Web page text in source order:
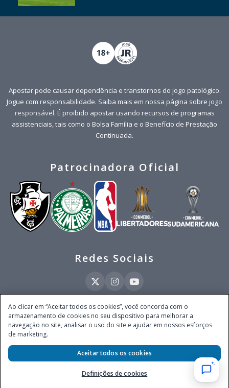
Apostar pode causar dependência e transtornos do jogo patológico.
Jogue com responsabilidade. Saiba mais em nossa página sobre jogo
responsável. É proibido apostar usando recursos de programas
assistenciais, tais como o Bolsa Família e o Benefício de Prestação
Continuada.
Patrocinadora Oficial
Redes Sociais
Este site é operado pela Ventmear Brasil LTDA (CNPJ 52.868.380/0001-84), com
endereço na Avenida Brigadeiro Faria Lima, nº 4.055, 3º andar, Itaim Bibi, no
Município de São Paulo, Estado de São Paulo, CEP 04538-133, Brasil - empresa
autorizada a operar apostas de quota fixa em todo território nacional pela
Secretaria de Prêmios e Apostas do Ministério da Fazenda, conforme Portaria nº
247, de 07.02.2025, publicada no DOU em 11.2.2025.
Ao clicar em “Aceitar todos os cookies”, você concorda com o
armazenamento de cookies no seu dispositivo para melhorar a
navegação no site, analisar o uso do site e ajudar em nossos esforços
de marketing.
Definições de cookies
Aceitar todos os cookies